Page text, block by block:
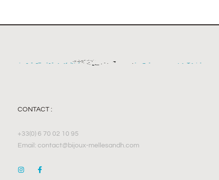
CONTACT :
+33(0) 6 70 02 10 95
Email: contact@bijoux-mellesandh.com